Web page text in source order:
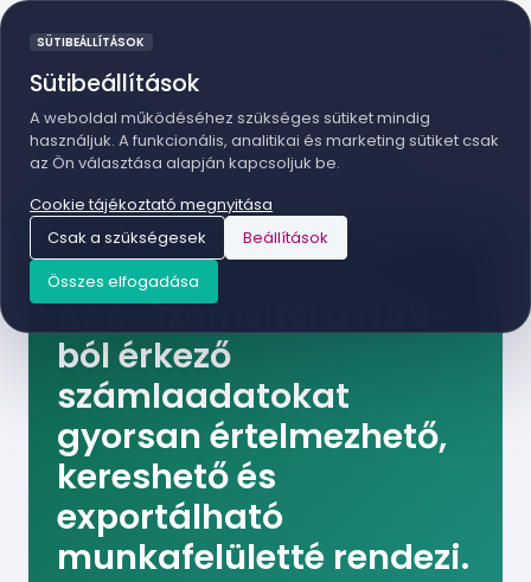
SÜTIBEÁLLÍTÁSOK
Sütibeállítások
A weboldal működéséhez szükséges sütiket mindig
használjuk. A funkcionális, analitikai és marketing sütiket csak
az Ön választása alapján kapcsoljuk be.
Cookie tájékoztató megnyitása
Csak a szükségesek
Beállítások
Összes elfogadása
E-SZÁMVITEL
Olyan online szolgáltatás, amely a számlaadatok
begyűjtését és áttekintését leveszi a vállalkozás és a
SZÁMLAADAT-PLATFORM NAPI PÉNZÜGYI RÁLÁTÁSHOZ
Az e-Számvitel a NAV-
ból érkező
számlaadatokat
gyorsan értelmezhető,
kereshető és
exportálható
munkafelületté rendezi.